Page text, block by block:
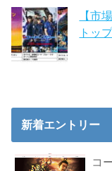
【市
トッ
新着エントリー
コ